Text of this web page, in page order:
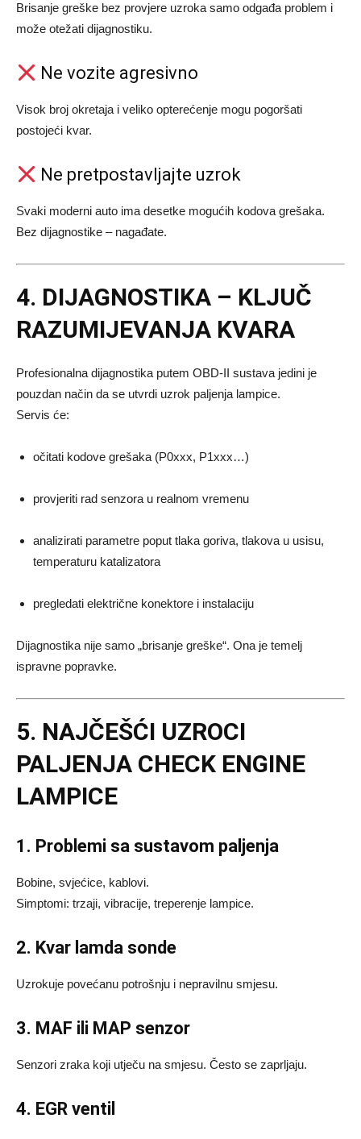
Brisanje greške bez provjere uzroka samo odgađa problem i
može otežati dijagnostiku.
Ne vozite agresivno
Visok broj okretaja i veliko opterećenje mogu pogoršati
postojeći kvar.
Ne pretpostavljajte uzrok
Svaki moderni auto ima desetke mogućih kodova grešaka.
Bez dijagnostike – nagađate.
4. DIJAGNOSTIKA – KLJUČ
RAZUMIJEVANJA KVARA
Profesionalna dijagnostika putem OBD-II sustava jedini je
pouzdan način da se utvrdi uzrok paljenja lampice.
Servis će:
očitati kodove grešaka (P0xxx, P1xxx…)
provjeriti rad senzora u realnom vremenu
analizirati parametre poput tlaka goriva, tlakova u usisu,
temperaturu katalizatora
pregledati električne konektore i instalaciju
Dijagnostika nije samo „brisanje greške“. Ona je temelj
ispravne popravke.
5. NAJČEŠĆI UZROCI
PALJENJA CHECK ENGINE
LAMPICE
1. Problemi sa sustavom paljenja
Bobine, svjećice, kablovi.
Simptomi: trzaji, vibracije, treperenje lampice.
2. Kvar lamda sonde
Uzrokuje povećanu potrošnju i nepravilnu smjesu.
3. MAF ili MAP senzor
Senzori zraka koji utječu na smjesu. Često se zaprljaju.
4. EGR ventil